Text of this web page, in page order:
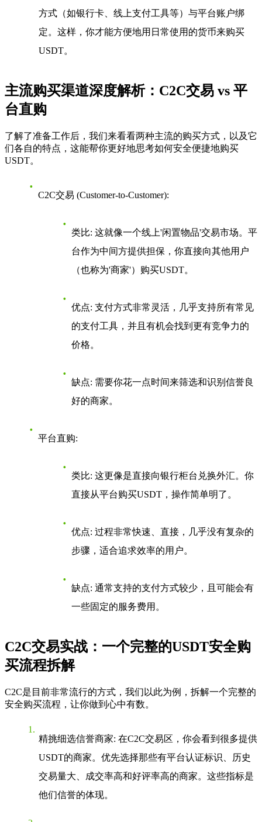
方式（如银行卡、线上支付工具等）与平台账户绑
定。这样，你才能方便地用日常使用的货币来购买
USDT。
主流购买渠道深度解析：C2C交易 vs 平
台直购
了解了准备工作后，我们来看看两种主流的购买方式，以及它
们各自的特点，这能帮你更好地思考如何安全便捷地购买
USDT。
C2C交易 (Customer-to-Customer):
类比: 这就像一个线上'闲置物品'交易市场。平
台作为中间方提供担保，你直接向其他用户
（也称为'商家'）购买USDT。
优点: 支付方式非常灵活，几乎支持所有常见
的支付工具，并且有机会找到更有竞争力的
价格。
缺点: 需要你花一点时间来筛选和识别信誉良
好的商家。
平台直购:
类比: 这更像是直接向银行柜台兑换外汇。你
直接从平台购买USDT，操作简单明了。
优点: 过程非常快速、直接，几乎没有复杂的
步骤，适合追求效率的用户。
缺点: 通常支持的支付方式较少，且可能会有
一些固定的服务费用。
C2C交易实战：一个完整的USDT安全购
买流程拆解
C2C是目前非常流行的方式，我们以此为例，拆解一个完整的
安全购买流程，让你做到心中有数。
精挑细选信誉商家: 在C2C交易区，你会看到很多提供
USDT的商家。优先选择那些有平台认证标识、历史
交易量大、成交率高和好评率高的商家。这些指标是
他们信誉的体现。